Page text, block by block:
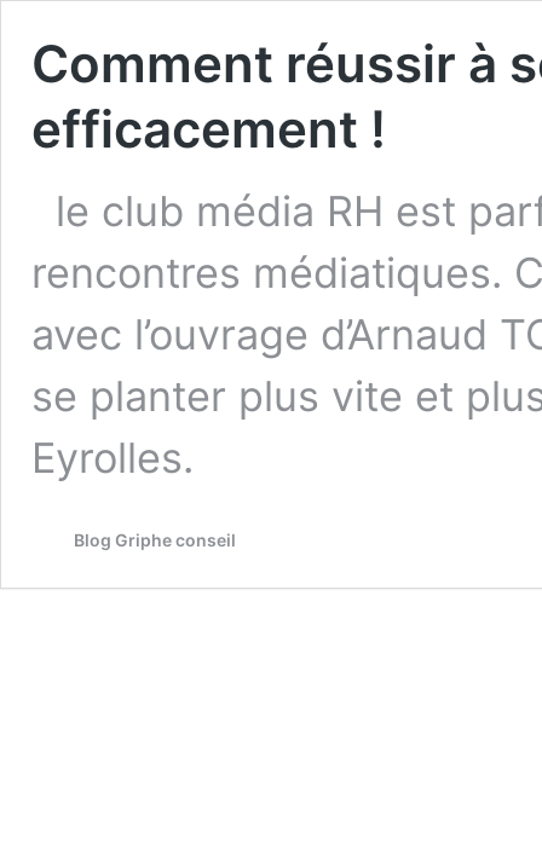
Comment réussir à
efficacement !
le club média RH est
rencontres médiatiques.
avec l’ouvrage d’Arnaud
se planter plus vite et
Eyrolles.
Blog Griphe conseil